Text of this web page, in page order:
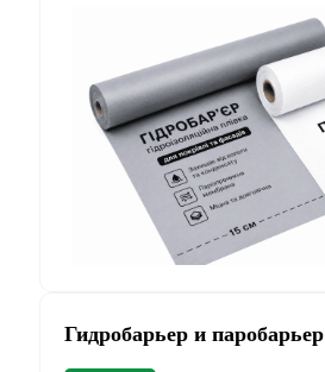
Гидробарьер и паробарьер